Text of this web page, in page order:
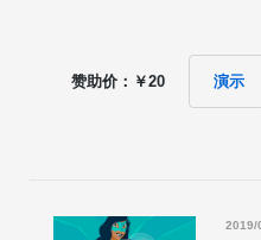
赞助价：￥20 演示
2019/